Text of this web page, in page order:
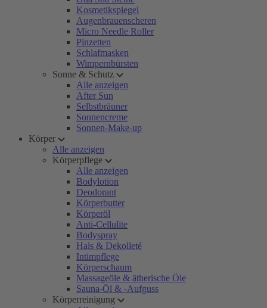
Kosmetikspiegel
Augenbrauenscheren
Micro Needle Roller
Pinzetten
Schlafmasken
Wimpernbürsten
Sonne & Schutz
Alle anzeigen
After Sun
Selbstbräuner
Sonnencreme
Sonnen-Make-up
Körper
Alle anzeigen
Körperpflege
Alle anzeigen
Bodylotion
Deodorant
Körperbutter
Körperöl
Anti-Cellulite
Bodyspray
Hals & Dekolleté
Intimpflege
Körperschaum
Massageöle & ätherische Öle
Sauna-Öl & -Aufguss
Körperreinigung